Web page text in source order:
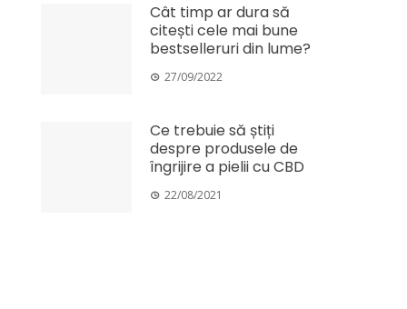
Cât timp ar dura să
citești cele mai bune
bestselleruri din lume?
27/09/2022
Ce trebuie să știți
despre produsele de
îngrijire a pielii cu CBD
22/08/2021